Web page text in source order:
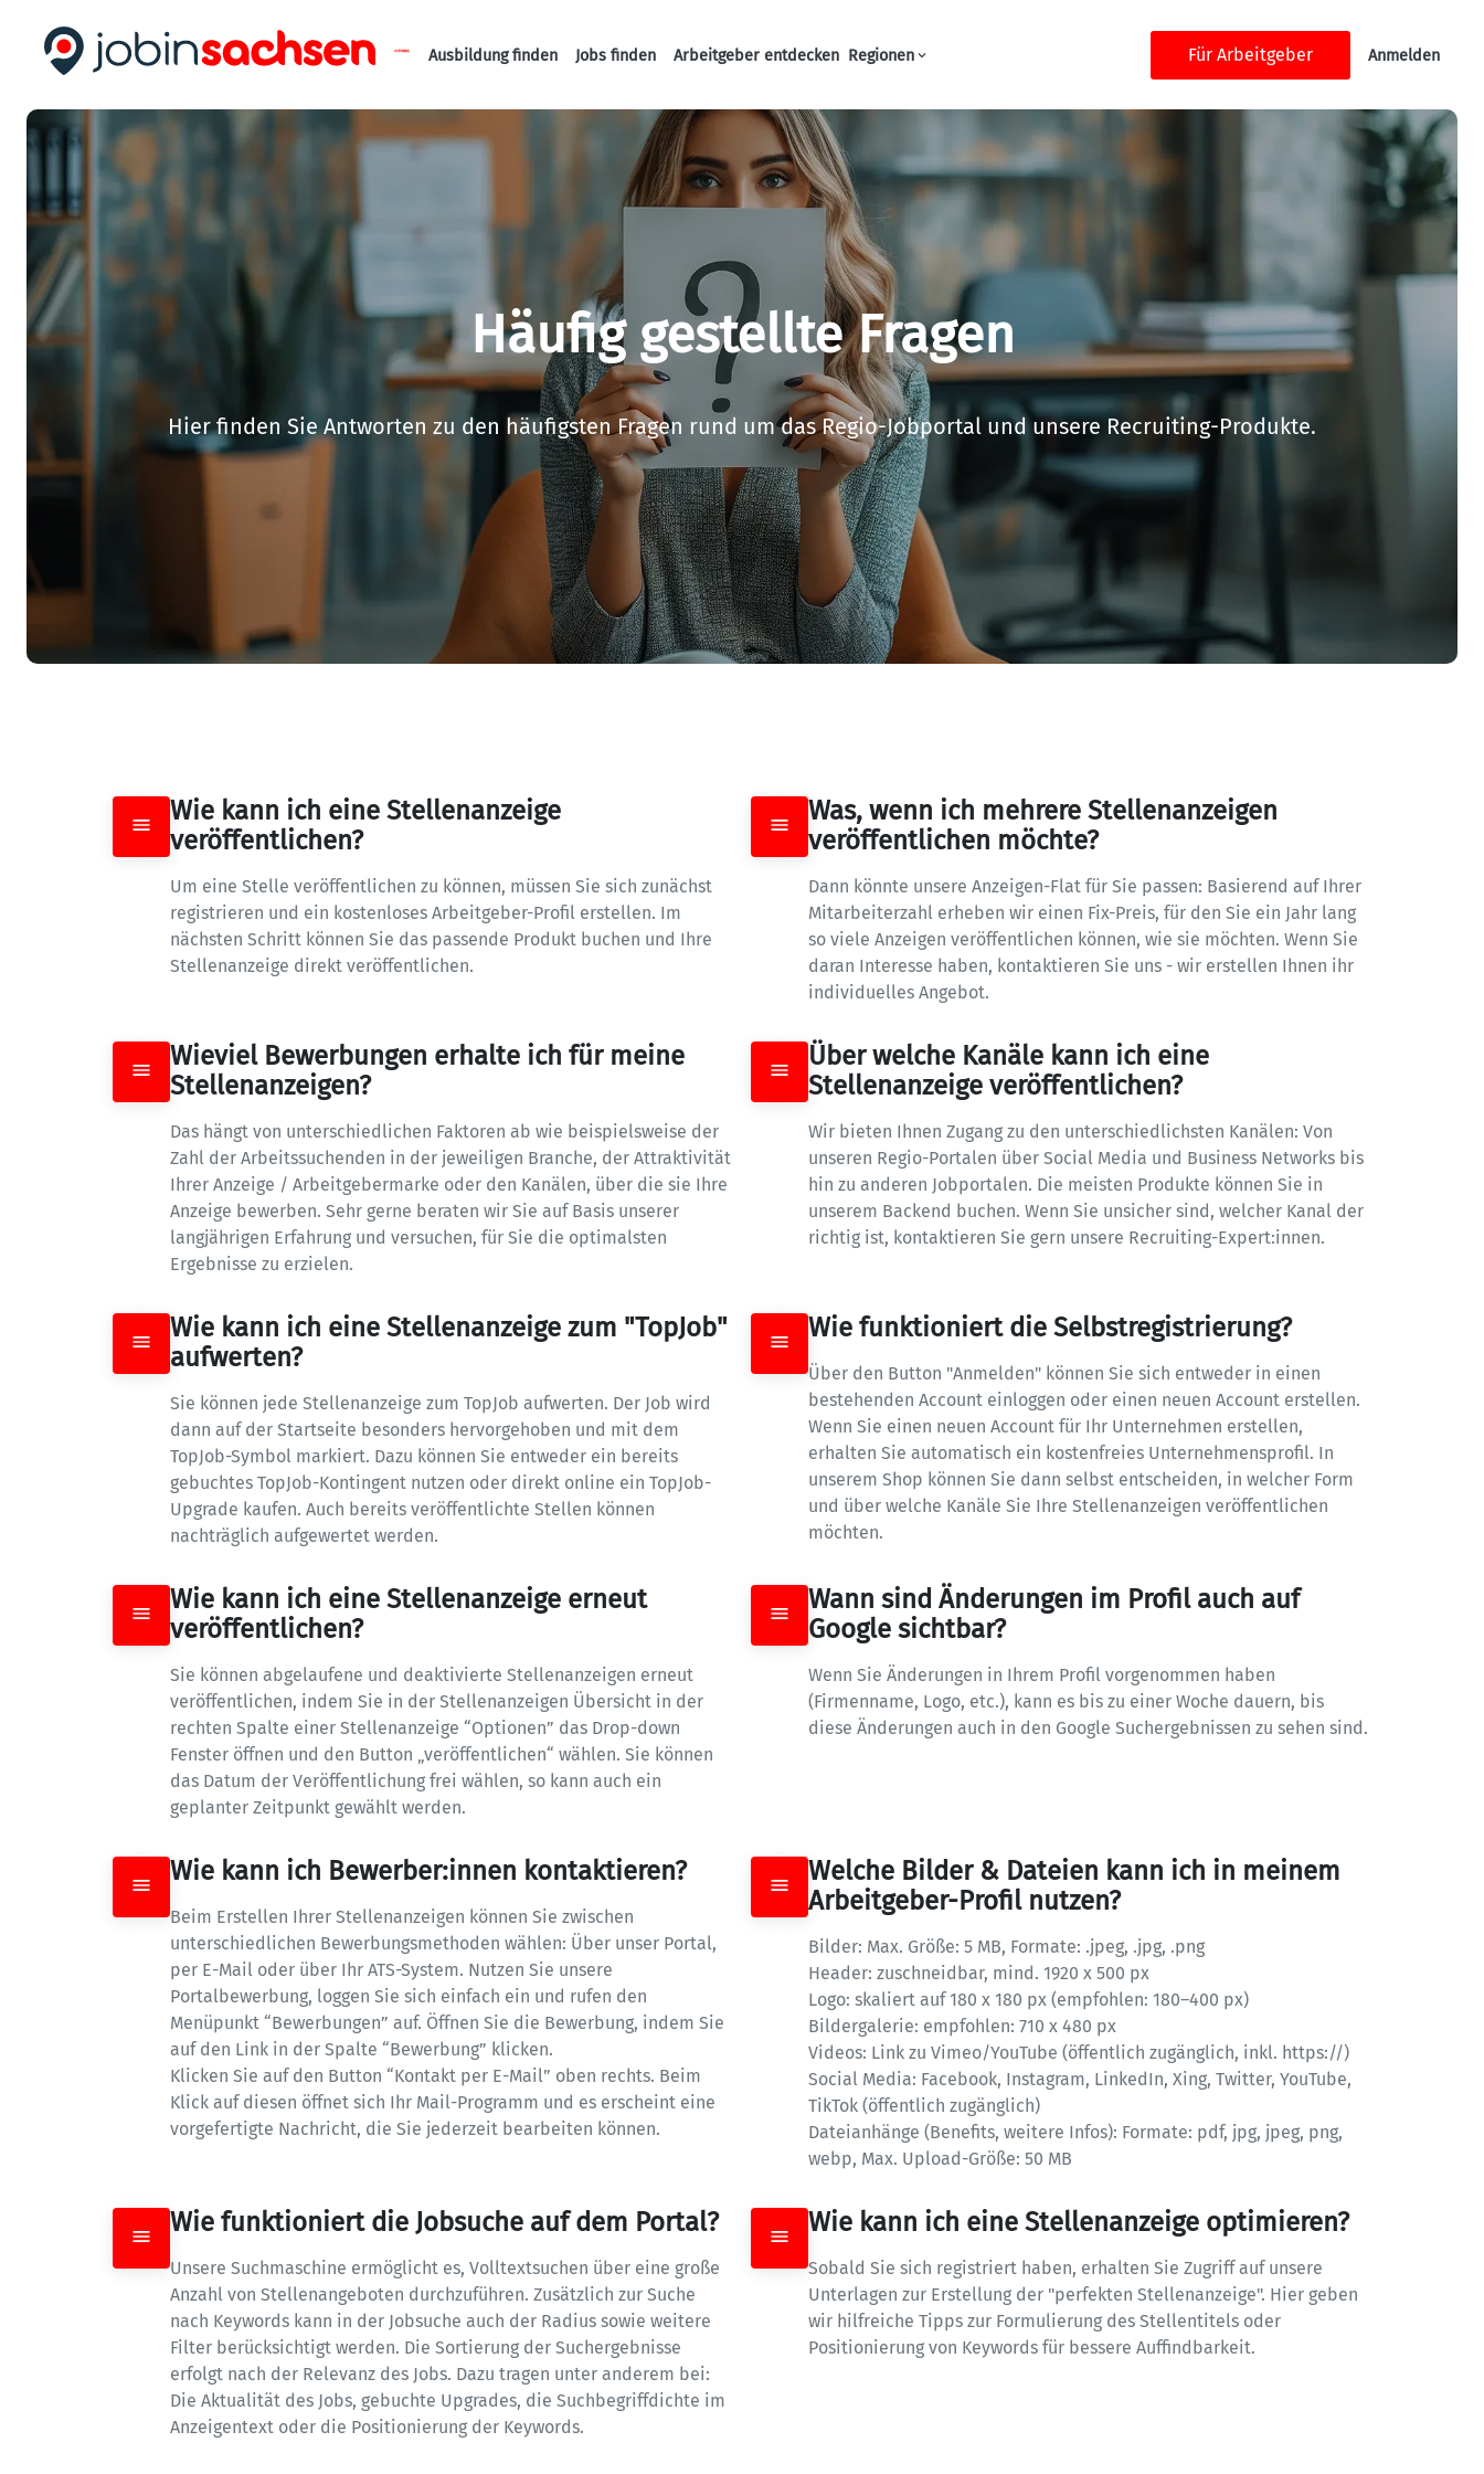
Haupt-Navigation
Ausbildung finden Jobs finden Arbeitgeber entdecken Regionen Für Arbeitgeber Anmelden
Häufig gestellte Fragen
Hier finden Sie Antworten zu den häufigsten Fragen rund um das Regio-Jobportal und unsere Recruiting-Produkte.
Wie kann ich eine Stellenanzeige
veröffentlichen?
Um eine Stelle veröffentlichen zu können, müssen Sie sich zunächst
registrieren und ein kostenloses Arbeitgeber-Profil erstellen. Im
nächsten Schritt können Sie das passende Produkt buchen und Ihre
Stellenanzeige direkt veröffentlichen.
Was, wenn ich mehrere Stellenanzeigen
veröffentlichen möchte?
Dann könnte unsere Anzeigen-Flat für Sie passen: Basierend auf Ihrer
Mitarbeiterzahl erheben wir einen Fix-Preis, für den Sie ein Jahr lang
so viele Anzeigen veröffentlichen können, wie sie möchten. Wenn Sie
daran Interesse haben, kontaktieren Sie uns - wir erstellen Ihnen ihr
individuelles Angebot.
Wieviel Bewerbungen erhalte ich für meine
Stellenanzeigen?
Das hängt von unterschiedlichen Faktoren ab wie beispielsweise der
Zahl der Arbeitssuchenden in der jeweiligen Branche, der Attraktivität
Ihrer Anzeige / Arbeitgebermarke oder den Kanälen, über die sie Ihre
Anzeige bewerben. Sehr gerne beraten wir Sie auf Basis unserer
langjährigen Erfahrung und versuchen, für Sie die optimalsten
Ergebnisse zu erzielen.
Über welche Kanäle kann ich eine
Stellenanzeige veröffentlichen?
Wir bieten Ihnen Zugang zu den unterschiedlichsten Kanälen: Von
unseren Regio-Portalen über Social Media und Business Networks bis
hin zu anderen Jobportalen. Die meisten Produkte können Sie in
unserem Backend buchen. Wenn Sie unsicher sind, welcher Kanal der
richtig ist, kontaktieren Sie gern unsere Recruiting-Expert:innen.
Wie kann ich eine Stellenanzeige zum "TopJob"
aufwerten?
Sie können jede Stellenanzeige zum TopJob aufwerten. Der Job wird
dann auf der Startseite besonders hervorgehoben und mit dem
TopJob-Symbol markiert. Dazu können Sie entweder ein bereits
gebuchtes TopJob-Kontingent nutzen oder direkt online ein TopJob-
Upgrade kaufen. Auch bereits veröffentlichte Stellen können
nachträglich aufgewertet werden.
Wie funktioniert die Selbstregistrierung?
Über den Button "Anmelden" können Sie sich entweder in einen
bestehenden Account einloggen oder einen neuen Account erstellen.
Wenn Sie einen neuen Account für Ihr Unternehmen erstellen,
erhalten Sie automatisch ein kostenfreies Unternehmensprofil. In
unserem Shop können Sie dann selbst entscheiden, in welcher Form
und über welche Kanäle Sie Ihre Stellenanzeigen veröffentlichen
möchten.
Wie kann ich eine Stellenanzeige erneut
veröffentlichen?
Sie können abgelaufene und deaktivierte Stellenanzeigen erneut
veröffentlichen, indem Sie in der Stellenanzeigen Übersicht in der
rechten Spalte einer Stellenanzeige “Optionen” das Drop-down
Fenster öffnen und den Button „veröffentlichen“ wählen. Sie können
das Datum der Veröffentlichung frei wählen, so kann auch ein
geplanter Zeitpunkt gewählt werden.
Wann sind Änderungen im Profil auch auf
Google sichtbar?
Wenn Sie Änderungen in Ihrem Profil vorgenommen haben
(Firmenname, Logo, etc.), kann es bis zu einer Woche dauern, bis
diese Änderungen auch in den Google Suchergebnissen zu sehen sind.
Wie kann ich Bewerber:innen kontaktieren?
Beim Erstellen Ihrer Stellenanzeigen können Sie zwischen
unterschiedlichen Bewerbungsmethoden wählen: Über unser Portal,
per E-Mail oder über Ihr ATS-System. Nutzen Sie unsere
Portalbewerbung, loggen Sie sich einfach ein und rufen den
Menüpunkt “Bewerbungen” auf. Öffnen Sie die Bewerbung, indem Sie
auf den Link in der Spalte “Bewerbung” klicken.
Klicken Sie auf den Button “Kontakt per E-Mail” oben rechts. Beim
Klick auf diesen öffnet sich Ihr Mail-Programm und es erscheint eine
vorgefertigte Nachricht, die Sie jederzeit bearbeiten können.
Welche Bilder & Dateien kann ich in meinem
Arbeitgeber-Profil nutzen?
Bilder: Max. Größe: 5 MB, Formate: .jpeg, .jpg, .png
Header: zuschneidbar, mind. 1920 x 500 px
Logo: skaliert auf 180 x 180 px (empfohlen: 180–400 px)
Bildergalerie: empfohlen: 710 x 480 px
Videos: Link zu Vimeo/YouTube (öffentlich zugänglich, inkl. https://)
Social Media: Facebook, Instagram, LinkedIn, Xing, Twitter, YouTube,
TikTok (öffentlich zugänglich)
Dateianhänge (Benefits, weitere Infos): Formate: pdf, jpg, jpeg, png,
webp, Max. Upload-Größe: 50 MB
Wie funktioniert die Jobsuche auf dem Portal?
Unsere Suchmaschine ermöglicht es, Volltextsuchen über eine große
Anzahl von Stellenangeboten durchzuführen. Zusätzlich zur Suche
nach Keywords kann in der Jobsuche auch der Radius sowie weitere
Filter berücksichtigt werden. Die Sortierung der Suchergebnisse
erfolgt nach der Relevanz des Jobs. Dazu tragen unter anderem bei:
Die Aktualität des Jobs, gebuchte Upgrades, die Suchbegriffdichte im
Anzeigentext oder die Positionierung der Keywords.
Wie kann ich eine Stellenanzeige optimieren?
Sobald Sie sich registriert haben, erhalten Sie Zugriff auf unsere
Unterlagen zur Erstellung der "perfekten Stellenanzeige". Hier geben
wir hilfreiche Tipps zur Formulierung des Stellentitels oder
Positionierung von Keywords für bessere Auffindbarkeit.